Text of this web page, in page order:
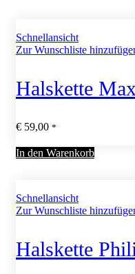
Schnellansicht
Zur Wunschliste
Halskette
€ 59,00 *
In den Warenkorb
Schnellansicht
Zur Wunschliste
Halskette